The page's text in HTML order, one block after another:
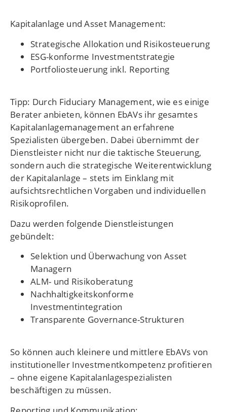
Kapitalanlage und Asset Management:
Strategische Allokation und Risikosteuerung
ESG-konforme Investmentstrategie
Portfoliosteuerung inkl. Reporting
Tipp: Durch Fiduciary Management, wie es einige
Berater anbieten, können EbAVs ihr gesamtes
Kapitalanlagemanagement an erfahrene
Spezialisten übergeben. Dabei übernimmt der
Dienstleister nicht nur die taktische Steuerung,
sondern auch die strategische Weiterentwicklung
der Kapitalanlage – stets im Einklang mit
aufsichtsrechtlichen Vorgaben und individuellen
Risikoprofilen.
Dazu werden folgende Dienstleistungen
gebündelt:
Selektion und Überwachung von Asset
Managern
ALM- und Risikoberatung
Nachhaltigkeitskonforme
Investmentintegration
Transparente Governance-Strukturen
So können auch kleinere und mittlere EbAVs von
institutioneller Investmentkompetenz profitieren
– ohne eigene Kapitalanlagespezialisten
beschäftigen zu müssen.